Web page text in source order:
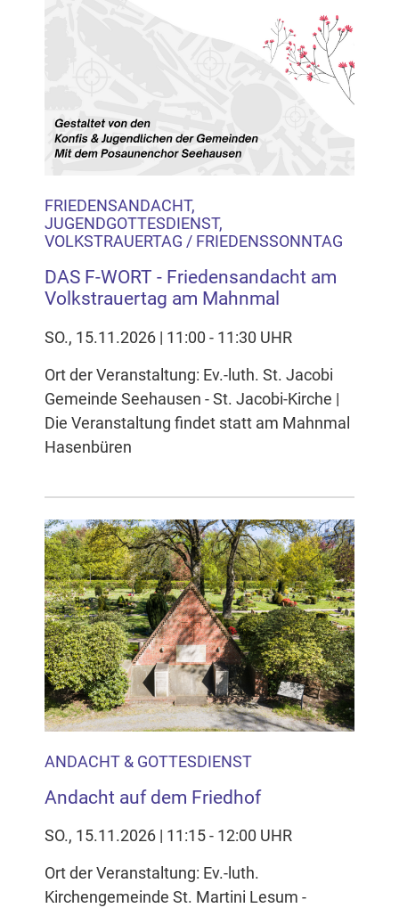
FRIEDENSANDACHT,
JUGENDGOTTESDIENST,
VOLKSTRAUERTAG / FRIEDENSSONNTAG
DAS F-WORT - Friedensandacht am
Volkstrauertag am Mahnmal
SO., 15.11.2026 | 11:00 - 11:30 UHR
Ort der Veranstaltung: Ev.-luth. St. Jacobi
Gemeinde Seehausen - St. Jacobi-Kirche |
Die Veranstaltung findet statt am Mahnmal
Hasenbüren
ANDACHT & GOTTESDIENST
Andacht auf dem Friedhof
SO., 15.11.2026 | 11:15 - 12:00 UHR
Ort der Veranstaltung: Ev.-luth.
Kirchengemeinde St. Martini Lesum -